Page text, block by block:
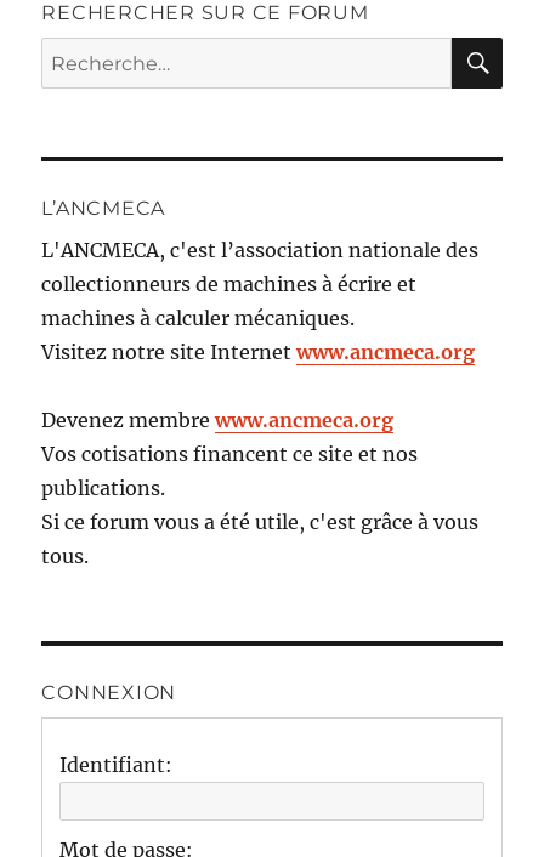
RECHERCHER SUR CE FORUM
Recherche
pour :
L’ANCMECA
L'ANCMECA, c'est l’association nationale des
collectionneurs de machines à écrire et
machines à calculer mécaniques.
Visitez notre site Internetwww.ancmeca.org
Devenez membrewww.ancmeca.org
Vos cotisations financent ce site et nos
publications.
Si ce forum vous a été utile, c'est grâce à vous
tous.
CONNEXION
Identifiant:
Mot de passe: